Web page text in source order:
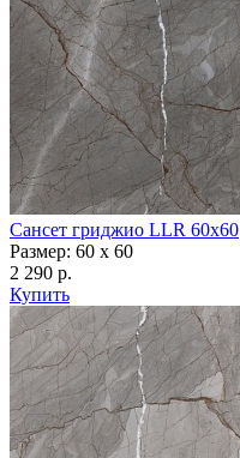
Сансет гриджио LLR 60x60
Размер: 60 x 60
2 290 р.
Купить